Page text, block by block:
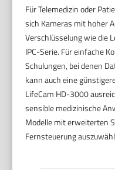
Für Telemedizin oder
sich Kameras mit hoher
Verschlüsselung wie die
IPC-Serie. Für einfache
Schulungen, bei denen
kann auch eine
LifeCam HD-3000
sensible medizinische
Modelle mit erweiterten
Fernsteuerung